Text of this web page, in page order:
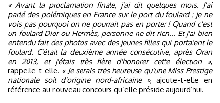
« Avant la proclamation finale, j'ai dit quelques mots. J'ai
parlé des polémiques en France sur le port du foulard : je ne
vois pas pourquoi on ne pourrait pas en porter ! Quand c'est
un foulard Dior ou Hermès, personne ne dit rien... Et j'ai bien
entendu fait des photos avec des jeunes filles qui portaient le
foulard. C'était la deuxième année consécutive, après Oran
en 2013, et j'étais très fière d'honorer cette élection »,
rappelle-t-elle. « Je serais très heureuse qu'une Miss Prestige
nationale soit d'origine nord-africaine », ajoute-t-elle en
référence au nouveau concours qu’elle préside aujourd’hui.